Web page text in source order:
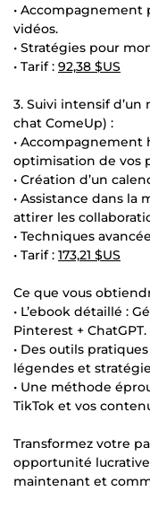
•
vidéos.
• Stratégies pour
• Tarif : 92,38 $US
3. Suivi intensif
chat ComeUp) :
• Accompagnement
optimisation de vos
• Création d’un
• Assistance dans
attirer les
• Techniques
• Tarif : 173,21 $US
Ce que vous
• L’ebook détaillé :
Pinterest + ChatGPT.
• Des outils
légendes et
• Une méthode
TikTok et vos
Transformez votre
opportunité lucrative
maintenant et